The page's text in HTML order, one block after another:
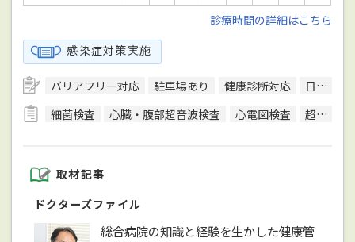
診療時間の詳細はこちら
感染症対策実施
バリアフリー対応 駐車場あり 健康診断対応
日本内科学会総合内科専門医
細菌検査
心臓・腹部超音波検査 心電図検査 超音波検査
取材記事
ドクターズファイル
総合病院の知識と経験を生かした健康管